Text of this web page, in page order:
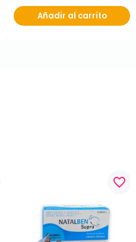
Añadir al carrito
favorite_border